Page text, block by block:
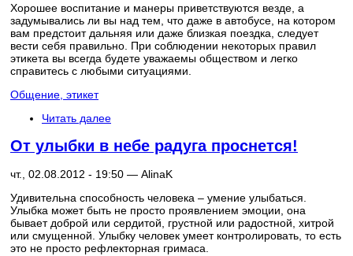
Хорошее воспитание и манеры приветствуются везде, а
задумывались ли вы над тем, что даже в автобусе, на котором
вам предстоит дальняя или даже близкая поездка, следует
вести себя правильно. При соблюдении некоторых правил
этикета вы всегда будете уважаемы обществом и легко
справитесь с любыми ситуациями.
Общение, этикет
Читать далее
От улыбки в небе радуга проснется!
чт., 02.08.2012 - 19:50 — AlinaK
Удивительна способность человека – умение улыбаться.
Улыбка может быть не просто проявлением эмоции, она
бывает доброй или сердитой, грустной или радостной, хитрой
или смущенной. Улыбку человек умеет контролировать, то есть
это не просто рефлекторная гримаса.